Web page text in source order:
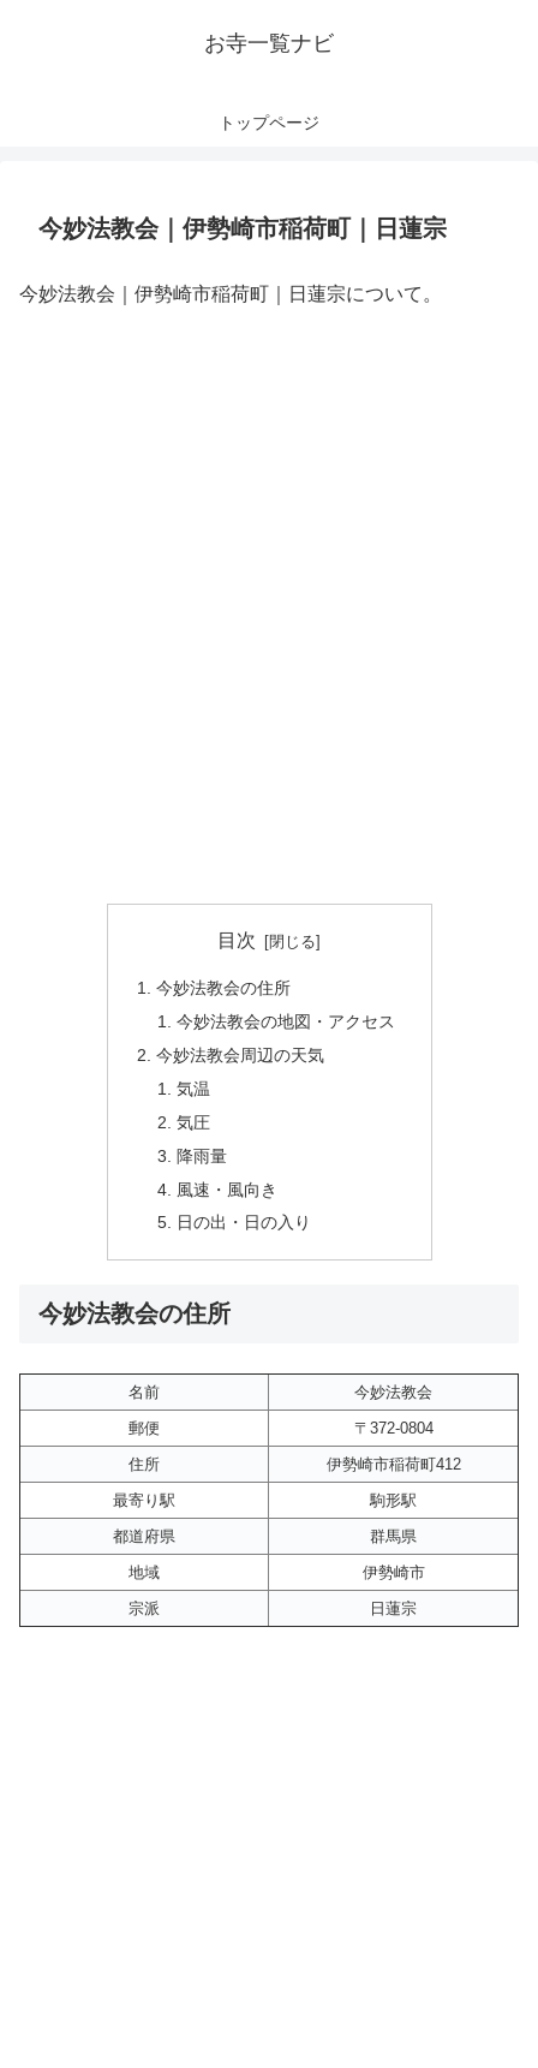
お寺一覧ナビ
トップページ
今妙法教会｜伊勢崎市稲荷町｜日蓮宗
今妙法教会｜伊勢崎市稲荷町｜日蓮宗について。
目次
今妙法教会の住所
今妙法教会の地図・アクセス
今妙法教会周辺の天気
気温
気圧
降雨量
風速・風向き
日の出・日の入り
今妙法教会の住所
名前
今妙法教会
郵便
〒372-0804
住所
伊勢崎市稲荷町412
最寄り駅
駒形駅
都道府県
群馬県
地域
伊勢崎市
宗派
日蓮宗